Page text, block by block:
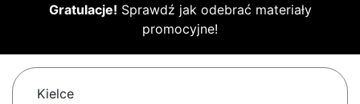
Gratulacje! Sprawdź jak odebrać materiały
promocyjne!
Kielce